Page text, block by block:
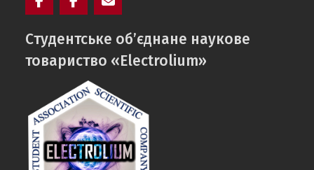
кафедри
mail
Cтудентське об’єднане наукове
товариство «Electrolium»